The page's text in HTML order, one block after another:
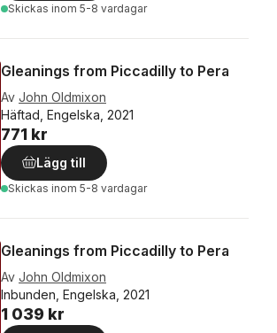
Skickas inom 5-8 vardagar
Gleanings from Piccadilly to Pera
Av John Oldmixon
Häftad, Engelska, 2021
771 kr
Lägg till
Skickas inom 5-8 vardagar
Gleanings from Piccadilly to Pera
Av John Oldmixon
Inbunden, Engelska, 2021
1 039 kr